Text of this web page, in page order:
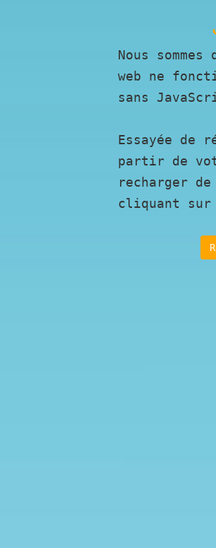
Nous
web ne
sans
Essayée de
partir de
recharger
cliquant sur